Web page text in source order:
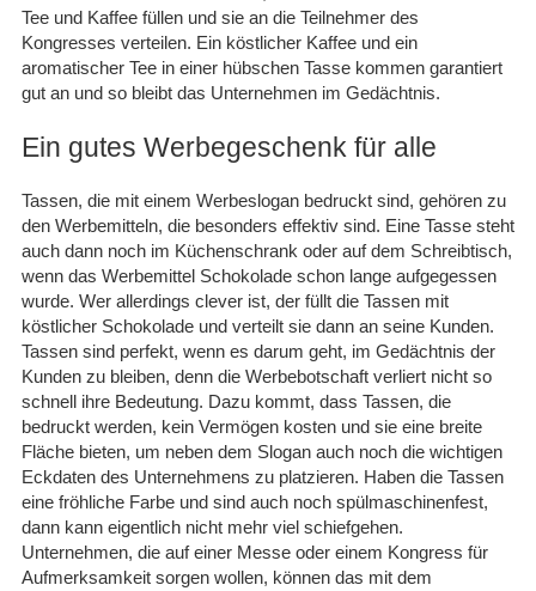
Tee und Kaffee füllen und sie an die Teilnehmer des
Kongresses verteilen. Ein köstlicher Kaffee und ein
aromatischer Tee in einer hübschen Tasse kommen garantiert
gut an und so bleibt das Unternehmen im Gedächtnis.
Ein gutes Werbegeschenk für alle
Tassen, die mit einem Werbeslogan bedruckt sind, gehören zu
den Werbemitteln, die besonders effektiv sind. Eine Tasse steht
auch dann noch im Küchenschrank oder auf dem Schreibtisch,
wenn das Werbemittel Schokolade schon lange aufgegessen
wurde. Wer allerdings clever ist, der füllt die Tassen mit
köstlicher Schokolade und verteilt sie dann an seine Kunden.
Tassen sind perfekt, wenn es darum geht, im Gedächtnis der
Kunden zu bleiben, denn die Werbebotschaft verliert nicht so
schnell ihre Bedeutung. Dazu kommt, dass Tassen, die
bedruckt werden, kein Vermögen kosten und sie eine breite
Fläche bieten, um neben dem Slogan auch noch die wichtigen
Eckdaten des Unternehmens zu platzieren. Haben die Tassen
eine fröhliche Farbe und sind auch noch spülmaschinenfest,
dann kann eigentlich nicht mehr viel schiefgehen.
Unternehmen, die auf einer Messe oder einem Kongress für
Aufmerksamkeit sorgen wollen, können das mit dem